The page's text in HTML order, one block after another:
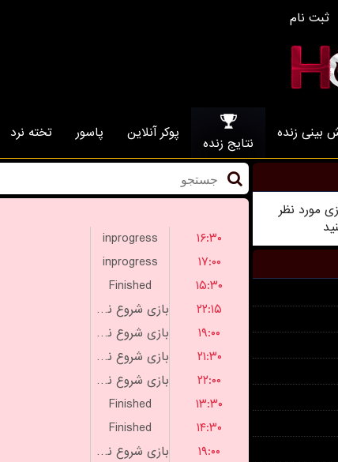
ثبت نام
بینی زنده
نتایج زنده
پوکر آنلاین پاسور تخته نرد
مورد نظر
inprogress
۱۶:۳۰
inprogress
۱۷:۰۰
Finished
۱۵:۳۰
بازی شروع نشده است
۲۲:۱۵
بازی شروع نشده است
۱۹:۰۰
بازی شروع نشده است
۲۱:۳۰
بازی شروع نشده است
۲۲:۰۰
Finished
۱۳:۳۰
Finished
۱۴:۳۰
بازی شروع نشده است
۱۹:۰۰